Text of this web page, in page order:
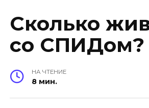
Сколько
со СПИДом?
НА ЧТЕНИЕ
8 мин.